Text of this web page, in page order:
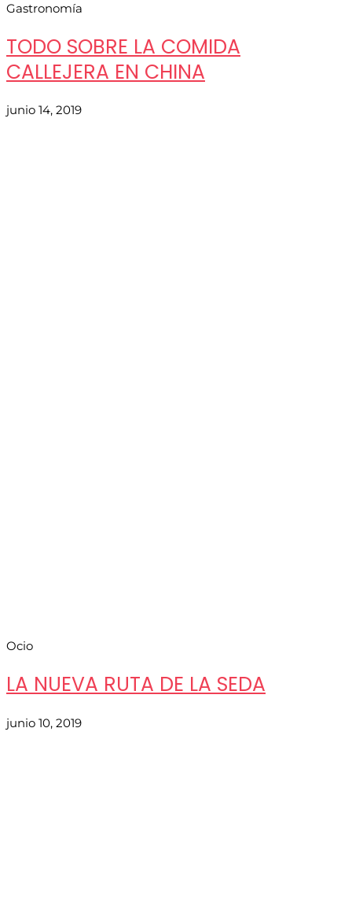
Gastronomía
TODO SOBRE LA COMIDA
CALLEJERA EN CHINA
junio 14, 2019
Ocio
LA NUEVA RUTA DE LA SEDA
junio 10, 2019